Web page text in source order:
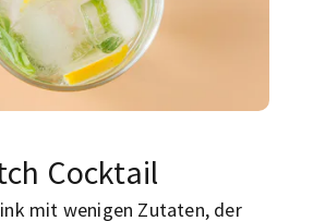
Cocktail
mit wenigen Zutaten, der